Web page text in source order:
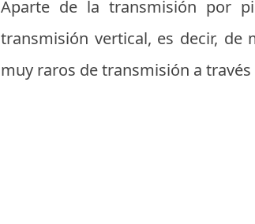
Aparte de la transmisión por
transmisión vertical, es decir,
muy raros de transmisión a